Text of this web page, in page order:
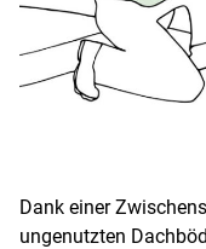
Dank einer
ungenutzten